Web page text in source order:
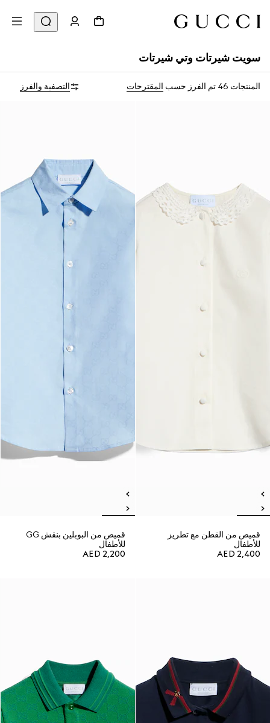
سويت شيرتات وتي شيرتات
المنتجات 46 تم الفرز حسب المقترحات التصفية والفرز
قميص من القطن مع تطريز
للأطفال
AED 2,400
قميص من البوبلين بنقش GG
للأطفال
AED 2,200